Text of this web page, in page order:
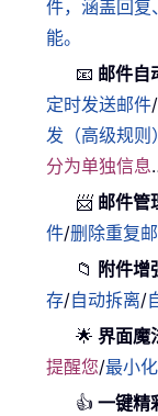
件，涵盖回复
能。
📧 邮件自
定时发送邮件/
发（高级规则）
分为单独信息
📨 邮件管
件/删除重复
📁 附件增
存/自动拆离/
🌟 界面魔
提醒您/最小
👍 一键精